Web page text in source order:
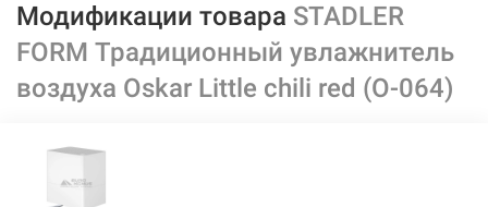
Модификации товара STADLER
FORM Традиционный увлажнитель
воздуха Oskar Little chili red (O-064)